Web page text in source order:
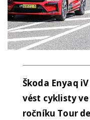
Škoda Enyaq
vést cyklisty
ročníku Tour